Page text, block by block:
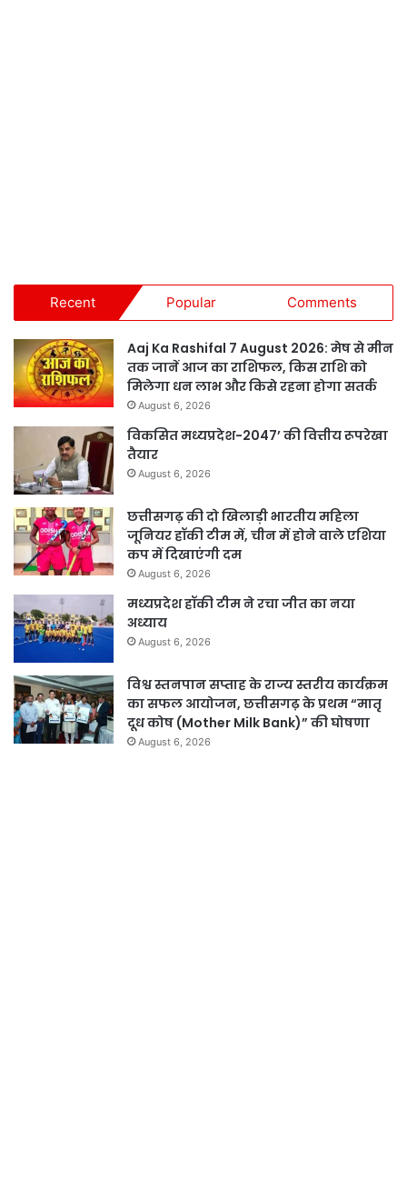
Recent Popular Comments
Aaj Ka Rashifal 7 August 2026: मेष से मीन
तक जानें आज का राशिफल, किस राशि को
मिलेगा धन लाभ और किसे रहना होगा सतर्क
August 6, 2026
विकसित मध्यप्रदेश-2047’ की वित्तीय रूपरेखा
तैयार
August 6, 2026
छत्तीसगढ़ की दो खिलाड़ी भारतीय महिला
जूनियर हॉकी टीम में, चीन में होने वाले एशिया
कप में दिखाएंगी दम
August 6, 2026
मध्यप्रदेश हॉकी टीम ने रचा जीत का नया
अध्याय
August 6, 2026
विश्व स्तनपान सप्ताह के राज्य स्तरीय कार्यक्रम
का सफल आयोजन, छत्तीसगढ़ के प्रथम “मातृ
दूध कोष (Mother Milk Bank)” की घोषणा
August 6, 2026